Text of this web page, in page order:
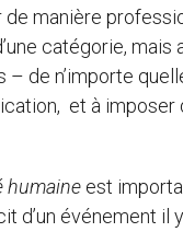
manière
catégorie,
de n’importe
et à
humaine est
d’un événement